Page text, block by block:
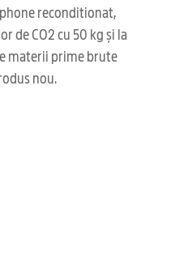
reconditionat,
de CO2 cu 50 kg și la
materii prime brute
nou.